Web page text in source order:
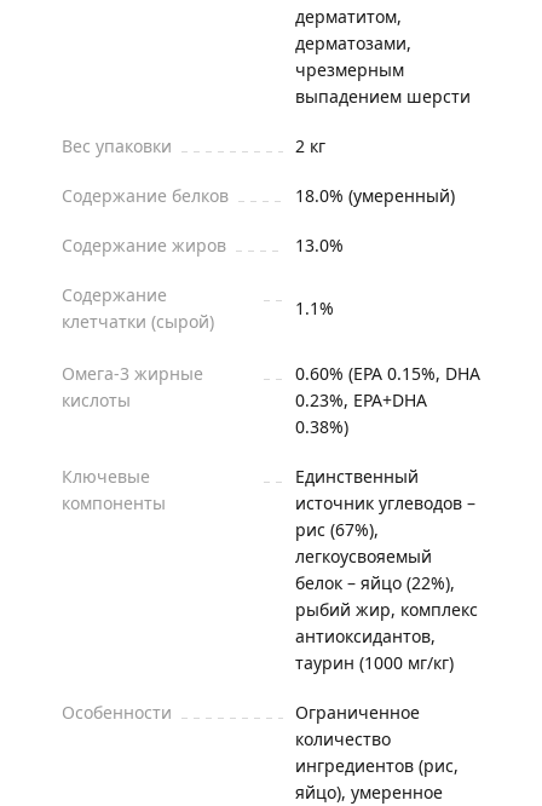
дерматитом,
дерматозами,
чрезмерным
выпадением шерсти
Вес упаковки 2 кг
Содержание белков 18.0% (умеренный)
Содержание жиров 13.0%
Содержание
клетчатки (сырой)
1.1%
Омега-3 жирные
кислоты
0.60% (EPA 0.15%, DHA
0.23%, EPA+DHA
0.38%)
Ключевые
компоненты
Единственный
источник углеводов –
рис (67%),
легкоусвояемый
белок – яйцо (22%),
рыбий жир, комплекс
антиоксидантов,
таурин (1000 мг/кг)
Особенности
Ограниченное
количество
ингредиентов (рис,
яйцо), умеренное